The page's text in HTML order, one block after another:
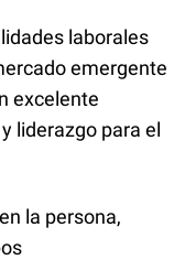
laborales
emergente
excelente
liderazgo para el
la persona,